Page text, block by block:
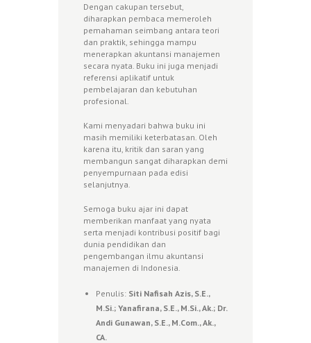
Dengan cakupan tersebut,
diharapkan pembaca memeroleh
pemahaman seimbang antara teori
dan praktik, sehingga mampu
menerapkan akuntansi manajemen
secara nyata. Buku ini juga menjadi
referensi aplikatif untuk
pembelajaran dan kebutuhan
profesional.
Kami menyadari bahwa buku ini
masih memiliki keterbatasan. Oleh
karena itu, kritik dan saran yang
membangun sangat diharapkan demi
penyempurnaan pada edisi
selanjutnya.
Semoga buku ajar ini dapat
memberikan manfaat yang nyata
serta menjadi kontribusi positif bagi
dunia pendidikan dan
pengembangan ilmu akuntansi
manajemen di Indonesia.
Penulis: Siti Nafisah Azis, S.E.,
M.Si.; Yanafirana, S.E., M.Si., Ak.; Dr.
Andi Gunawan, S.E., M.Com., Ak.,
CA.